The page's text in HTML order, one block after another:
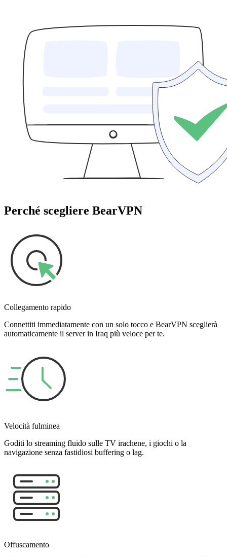
Perché scegliere BearVPN
Collegamento rapido
Connettiti immediatamente con un solo tocco e BearVPN sceglierà
automaticamente il server in Iraq più veloce per te.
Velocità fulminea
Goditi lo streaming fluido sulle TV irachene, i giochi o la
navigazione senza fastidiosi buffering o lag.
Offuscamento